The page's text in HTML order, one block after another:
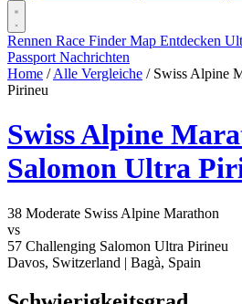
Rennen Race FinderMap Entdecken
Passport Nachrichten
Home / Alle Vergleiche / Swiss Alpine
Pirineu
Swiss Alpine
Salomon Ultra
38 Moderate Swiss Alpine Marathon
vs
57 Challenging Salomon Ultra Pirineu
Davos, Switzerland | Bagà, Spain